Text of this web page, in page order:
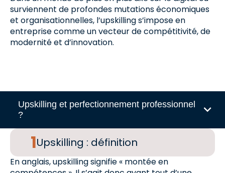
surviennent de profondes mutations économiques
et organisationnelles, l’upskilling s’impose en
entreprise comme un vecteur de compétitivité, de
modernité et d’innovation.
Upskilling : définition
En anglais, upskilling signifie « montée en
Upskilling et perfectionnement professionnel
?